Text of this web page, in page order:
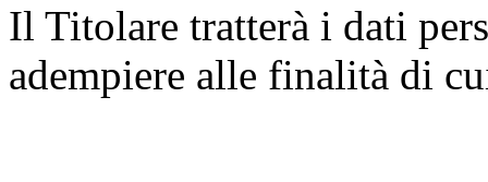
Il Titolare tratterà i dati
adempiere alle finalità di